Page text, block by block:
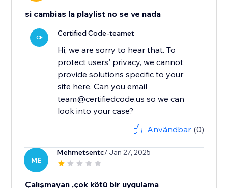
si cambias la playlist no se ve nada
CE Certified Code-teamet
Hi, we are sorry to hear that. To
protect users' privacy, we cannot
provide solutions specific to your
site here. Can you email
team@certifiedcode.us so we can
look into your case?
Användbar (0)
ME
Mehmetsentc/ Jan 27, 2025
Çalışmayan ,çok kötü bir uygulama